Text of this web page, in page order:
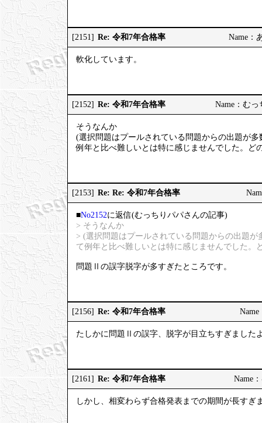
[2151] Re: 令和7年合格率 Name：
軟化しています。
[2152] Re: 令和7年合格率 Name：む
そうなんか
(選択問題はプールされている問題からの出題が
例年と比べ難しいとは特に感じませんでした。ど
[2153] Re: Re: 令和7年合格率
■No2152に返信(むっちりパパさんの記事)
> そうなんか
> (選択問題はプールされている問題からの出題
て例年と比べ難しいとは特に感じませんでした。
問題Ⅱの誤字脱字が多すぎたところです。
[2156] Re: 令和7年合格率
たしかに問題Ⅱの誤字、脱字が目立ちすぎました
[2161] Re: 令和7年合格率 Name
しかし、相変わらず合格発表までの期間が長すぎ